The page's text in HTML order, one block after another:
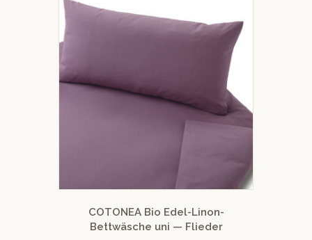
COTONEA Bio Edel-Linon-
Bettwäsche uni — Flieder